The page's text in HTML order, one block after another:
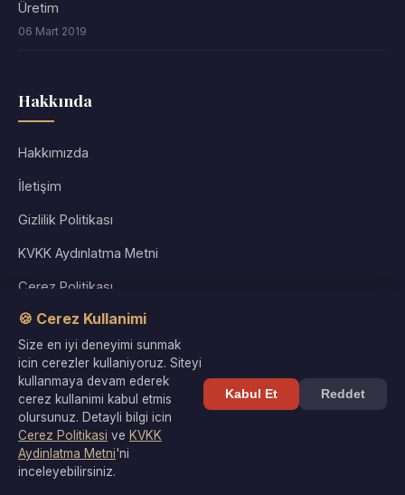
Üretim
06 Mart 2019
Hakkında
Hakkımızda
İletişim
Gizlilik Politikası
KVKK Aydınlatma Metni
Çerez Politikası
Kullanım Koşulları
Site Haritası
© 2026 Kültür Denizi. Tüm hakları saklıdır. |
🍪 Cerez Kullanimi
Size en iyi deneyimi sunmak
icin cerezler kullaniyoruz. Siteyi
kullanmaya devam ederek
cerez kullanimi kabul etmis
olursunuz. Detayli bilgi icin
Cerez Politikasi ve KVKK
Aydinlatma Metni'ni
inceleyebilirsiniz.
Kabul Et Reddet